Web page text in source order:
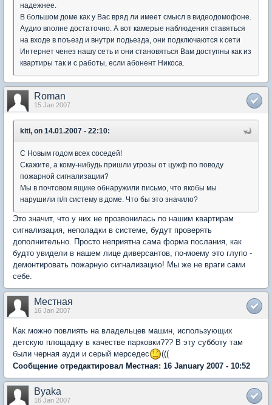
надежнее.
В большом доме как у Вас вряд ли имеет смысл в видеодомофоне.
Аудио вполне достаточно. А вот камерые наблюдения ставяться
на входе в поъезд и внутри подьезда, они подключаются к сети
Интернет ченез нашу сеть и они становяться Вам доступны как из
квартиры так и с работы, если абонент Никоса.
Roman
15 Jan 2007
kiti, on 14.01.2007 - 22:10:
С Новым годом всех соседей!
Скажите, а кому-нибудь пришли угрозы от цужф по поводу
пожарной сигнализации?
Мы в почтовом ящике обнаружили письмо, что якобы мы
нарушили п/п систему в доме. Что бы это значило?
Это значит, что у них не прозвонилась по нашим квартирам
сигнализация, неполадки в системе, будут проверять
дополнительно. Просто неприятна сама форма послания, как
будто увидели в нашем лице диверсантов, по-моему это глупо -
демонтировать пожарную сигнализацию! Мы же не враги сами
себе.
Местная
16 Jan 2007
Как можно повлиять на владельцев машин, использующих
детскую площадку в качестве парковки??? В эту субботу там
были черная ауди и серый мерседес
(((
Сообщение отредактировал Местная: 16 January 2007 - 10:52
Byaka
16 Jan 2007